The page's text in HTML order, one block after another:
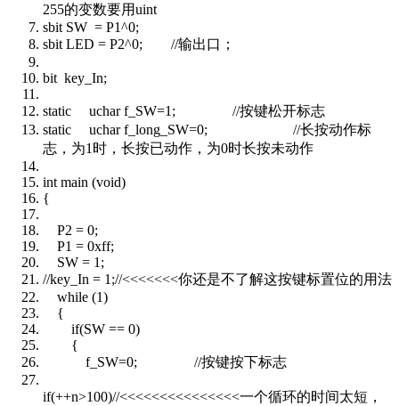
255的变数要用uint
sbit SW = P1^0;
sbit LED = P2^0; //输出口；
bit key_In;
static uchar f_SW=1; //按键松开标志
static uchar f_long_SW=0; //长按动作标
志，为1时，长按已动作，为0时长按未动作
int main (void)
{
P2 = 0;
P1 = 0xff;
SW = 1;
//key_In = 1;//<<<<<<<你还是不了解这按键标置位的用法
while (1)
{
if(SW == 0)
{
f_SW=0; //按键按下标志
if(++n>100)//<<<<<<<<<<<<<<<一个循环的时间太短，